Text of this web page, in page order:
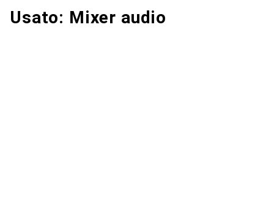
Usato: Mixer audio